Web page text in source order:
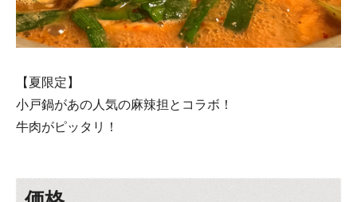
【夏限定】
小戸鍋があの人気の麻辣担とコラボ！
牛肉がピッタリ！